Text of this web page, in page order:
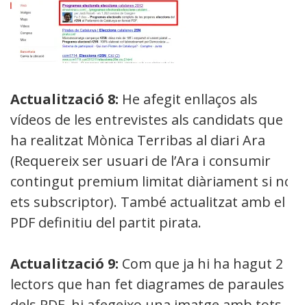
Actualització 8: He afegit enllaços als
vídeos de les entrevistes als candidats que
ha realitzat Mònica Terribas al diari Ara
(Requereix ser usuari de l’Ara i consumir
contingut premium limitat diàriament si no
ets subscriptor). També actualitzat amb el
PDF definitiu del partit pirata.
Actualització 9: Com que ja hi ha hagut 2
lectors que han fet diagrames de paraules